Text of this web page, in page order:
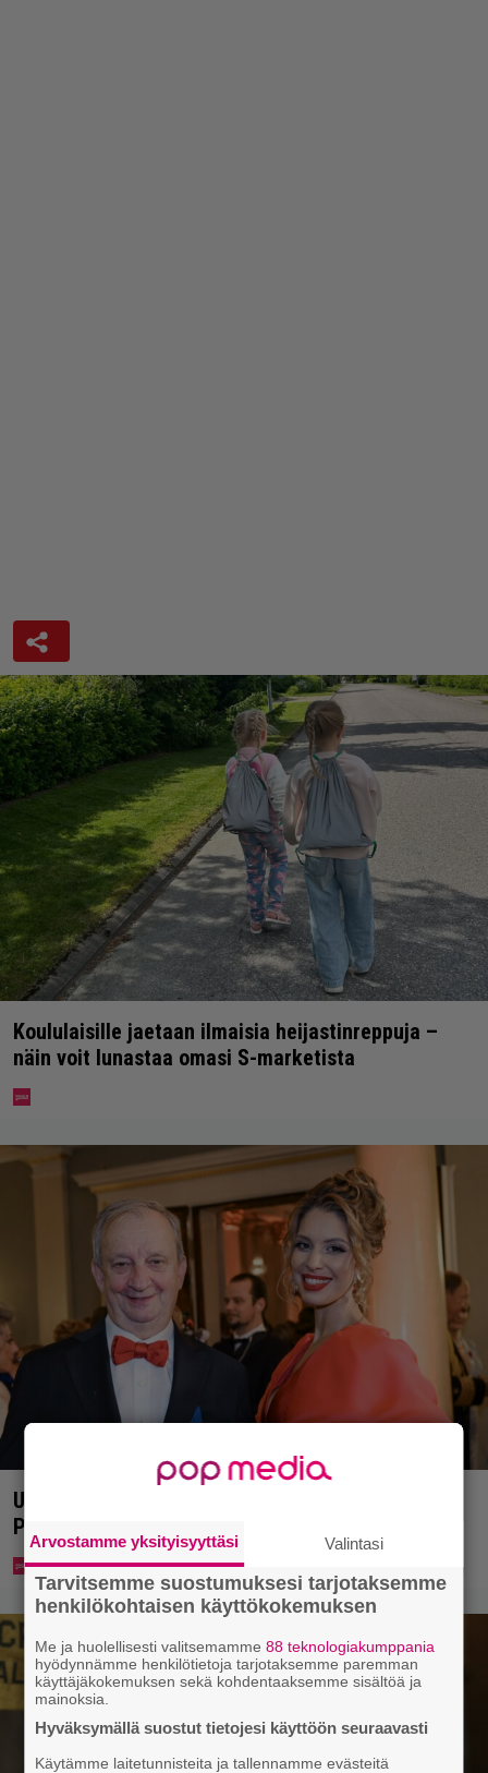
Koululaisille jaetaan ilmaisia heijastinreppuja –
näin voit lunastaa omasi S-marketista
Uuno: Hjallis Harkimo menee naimisiin Jasmine
Pajarin kanssa
Arvostamme yksityisyyttäsi Valintasi
Tarvitsemme suostumuksesi tarjotaksemme
henkilökohtaisen käyttökokemuksen
Me ja huolellisesti valitsemamme88 teknologiakumppania
hyödynnämme henkilötietoja tarjotaksemme paremman
käyttäjäkokemuksen sekä kohdentaaksemme sisältöä ja
mainoksia.
Hyväksymällä suostut tietojesi käyttöön seuraavasti
Käytämme laitetunnisteita ja tallennamme evästeitä